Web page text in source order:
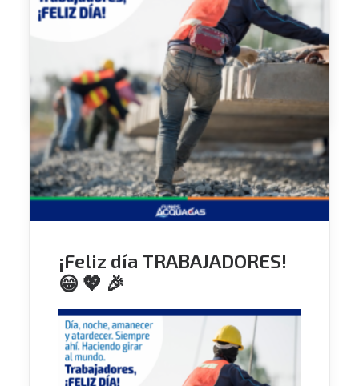
➡ info@funesacquagas.com.ar
➡ www.funesacquagas.com.ar
por Casandra
¡Feliz día TRABAJADORES!
😁 💖 🎉